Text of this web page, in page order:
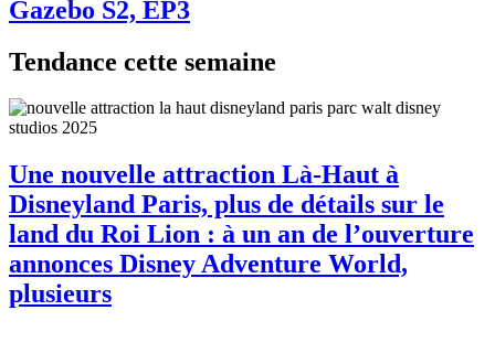
Gazebo S2, EP3
Tendance cette semaine
Une nouvelle attraction Là-Haut à
Disneyland Paris, plus de détails sur le
land du Roi Lion : à un an de l’ouverture
annonces Disney Adventure World,
plusieurs